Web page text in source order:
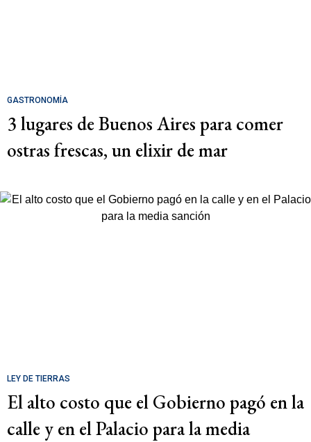
GASTRONOMÍA
3 lugares de Buenos Aires para comer
ostras frescas, un elixir de mar
LEY DE TIERRAS
El alto costo que el Gobierno pagó en la
calle y en el Palacio para la media